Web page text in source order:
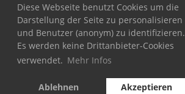
Diese Webseite benutzt Cookies um die
Darstellung der Seite zu personalisieren
und Benutzer (anonym) zu identifizieren.
Es werden keine Drittanbieter-Cookies
verwendet. Mehr Infos
Ablehnen Akzeptieren